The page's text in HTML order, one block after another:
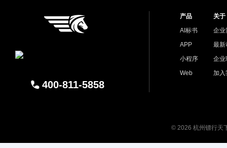
400-811-5858
产品
AI标书
APP
小程序
Web
关于
企业
最新
企业
加入
© 2026 杭州镖行天